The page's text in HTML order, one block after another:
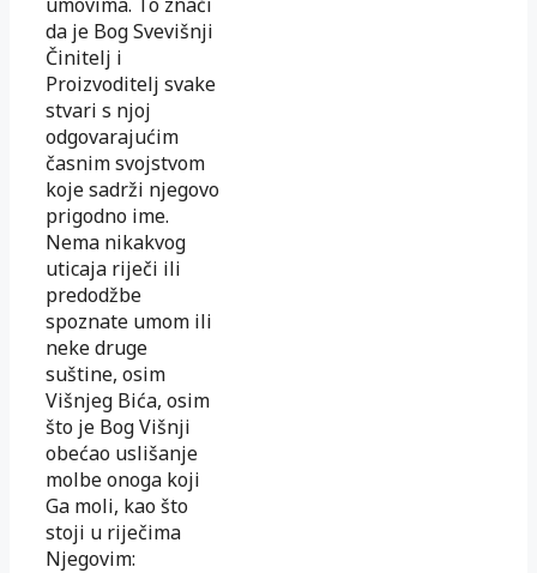
da je Bog Svevišnji
Činitelj i
Proizvoditelj svake
stvari s njoj
odgovarajućim
časnim svojstvom
koje sadrži njegovo
prigodno ime.
Nema nikakvog
uticaja riječi ili
predodžbe
spoznate umom ili
neke druge
suštine, osim
Višnjeg Bića, osim
što je Bog Višnji
obećao uslišanje
molbe onoga koji
Ga moli, kao što
stoji u riječima
Njegovim: